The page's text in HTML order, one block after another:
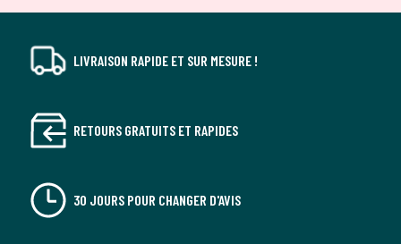
LIVRAISON RAPIDE ET SUR MESURE !
RETOURS GRATUITS ET RAPIDES
30 JOURS POUR CHANGER D'AVIS